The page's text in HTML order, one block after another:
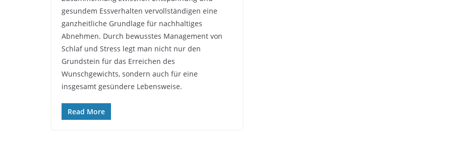
gesundem Essverhalten vervollständigen eine
ganzheitliche Grundlage für nachhaltiges
Abnehmen. Durch bewusstes Management von
Schlaf und Stress legt man nicht nur den
Grundstein für das Erreichen des
Wunschgewichts, sondern auch für eine
insgesamt gesündere Lebensweise.
Read More